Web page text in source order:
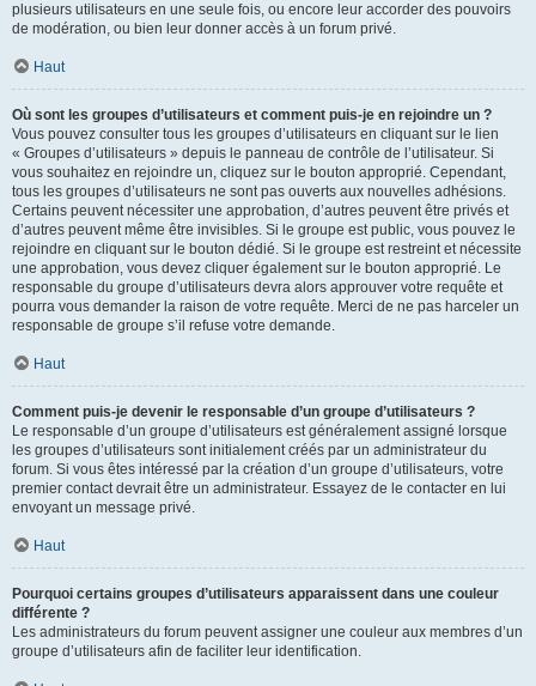
plusieurs utilisateurs en une seule fois, ou encore leur accorder des pouvoirs
de modération, ou bien leur donner accès à un forum privé.
Haut
Où sont les groupes d’utilisateurs et comment puis-je en rejoindre un ?
Vous pouvez consulter tous les groupes d’utilisateurs en cliquant sur le lien
« Groupes d’utilisateurs » depuis le panneau de contrôle de l’utilisateur. Si
vous souhaitez en rejoindre un, cliquez sur le bouton approprié. Cependant,
tous les groupes d’utilisateurs ne sont pas ouverts aux nouvelles adhésions.
Certains peuvent nécessiter une approbation, d’autres peuvent être privés et
d’autres peuvent même être invisibles. Si le groupe est public, vous pouvez le
rejoindre en cliquant sur le bouton dédié. Si le groupe est restreint et nécessite
une approbation, vous devez cliquer également sur le bouton approprié. Le
responsable du groupe d’utilisateurs devra alors approuver votre requête et
pourra vous demander la raison de votre requête. Merci de ne pas harceler un
responsable de groupe s’il refuse votre demande.
Haut
Comment puis-je devenir le responsable d’un groupe d’utilisateurs ?
Le responsable d’un groupe d’utilisateurs est généralement assigné lorsque
les groupes d’utilisateurs sont initialement créés par un administrateur du
forum. Si vous êtes intéressé par la création d’un groupe d’utilisateurs, votre
premier contact devrait être un administrateur. Essayez de le contacter en lui
envoyant un message privé.
Haut
Pourquoi certains groupes d’utilisateurs apparaissent dans une couleur
différente ?
Les administrateurs du forum peuvent assigner une couleur aux membres d’un
groupe d’utilisateurs afin de faciliter leur identification.